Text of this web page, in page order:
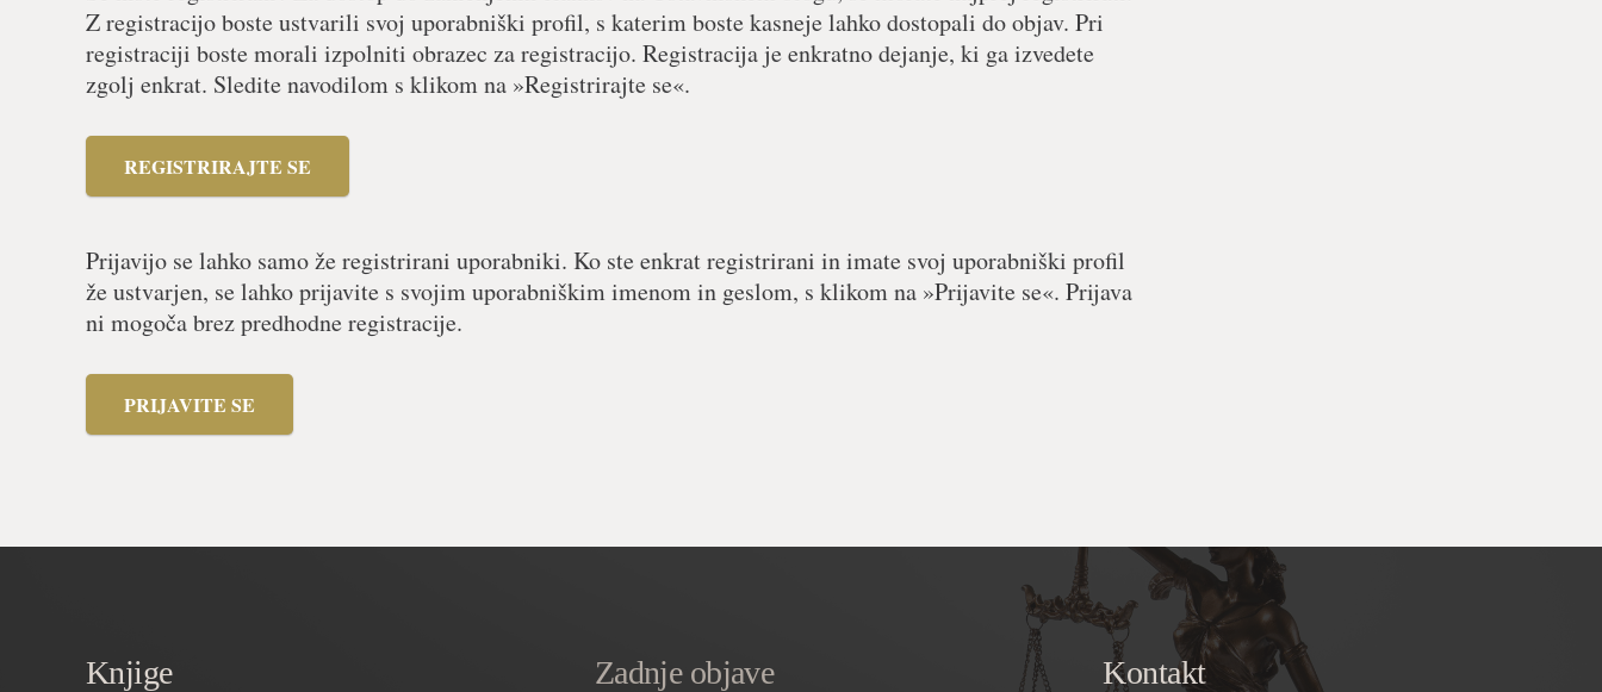
Z registracijo boste ustvarili svoj uporabniški profil, s katerim boste kasneje lahko dostopali do objav. Pri
registraciji boste morali izpolniti obrazec za registracijo. Registracija je enkratno dejanje, ki ga izvedete
zgolj enkrat. Sledite navodilom s klikom na »Registrirajte se«.
REGISTRIRAJTE SE
Prijavijo se lahko samo že registrirani uporabniki. Ko ste enkrat registrirani in imate svoj uporabniški profil
že ustvarjen, se lahko prijavite s svojim uporabniškim imenom in geslom, s klikom na »Prijavite se«. Prijava
ni mogoča brez predhodne registracije.
PRIJAVITE SE
Knjige Zadnje objave Kontakt